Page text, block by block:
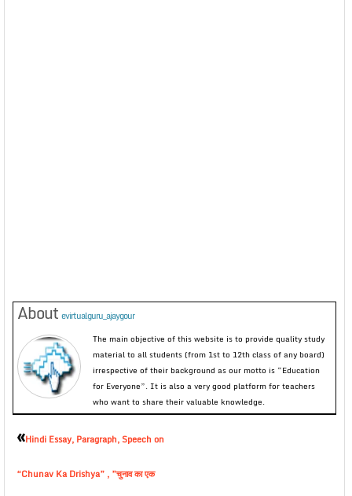
About evirtualguru_ajaygour
The main objective of this website is to provide quality study
material to all students (from 1st to 12th class of any board)
irrespective of their background as our motto is “Education
for Everyone”. It is also a very good platform for teachers
who want to share their valuable knowledge.
«Hindi Essay, Paragraph, Speech on
“Chunav Ka Drishya” , ”चुनाव का एक